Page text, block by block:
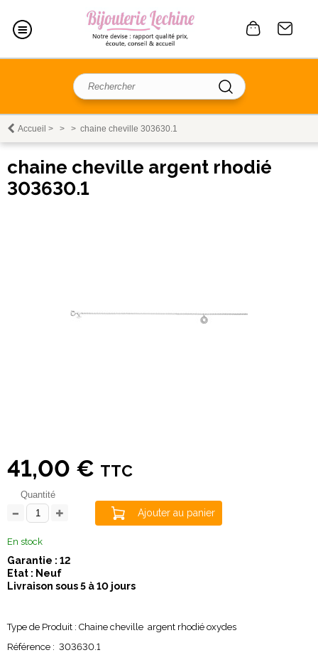
Accueil > > > chaine cheville 303630.1
chaine cheville argent rhodié
303630.1
41,00 € TTC
Quantité
Ajouter au panier
En stock
Garantie : 12
Etat : Neuf
Livraison sous 5 à 10 jours
Type de Produit : Chaine cheville argent rhodié oxydes
Référence : 303630.1